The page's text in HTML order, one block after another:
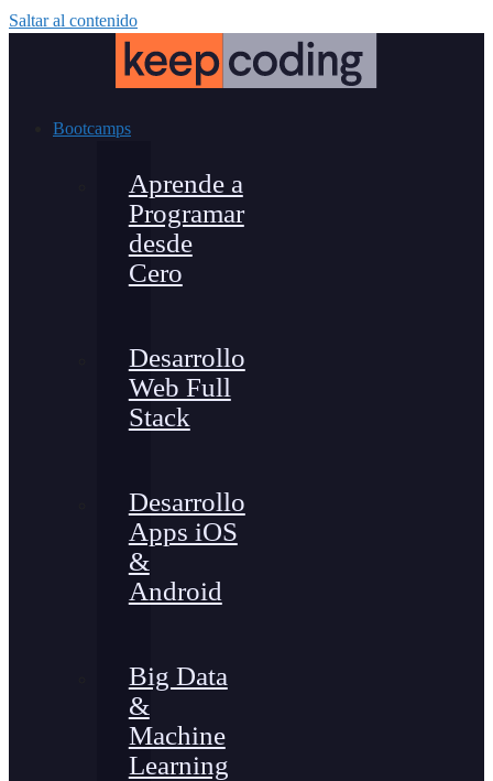
Saltar al contenido
Bootcamps
Aprende a
Programar
desde
Cero
Desarrollo
Web Full
Stack
Desarrollo
Apps iOS
&
Android
Big Data
&
Machine
Learning